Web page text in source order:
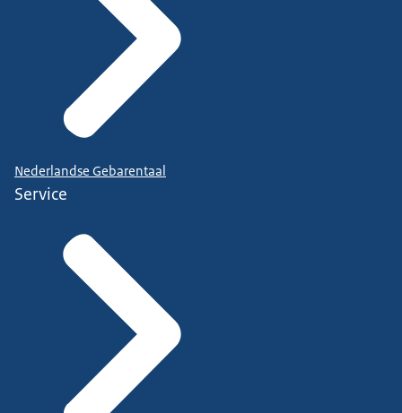
Nederlandse Gebarentaal
Service